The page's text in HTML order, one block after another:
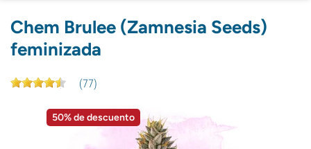
Chem Brulee (Zamnesia Seeds)
feminizada
(77)
50% de descuento